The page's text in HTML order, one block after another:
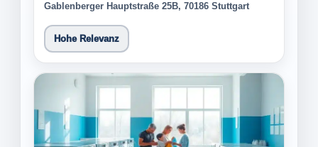
Gablenberger Hauptstraße 25B, 70186 Stuttgart
Hohe Relevanz